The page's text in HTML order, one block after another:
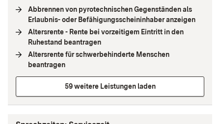
Abbrennen von pyrotechnischen Gegenständen als
Erlaubnis- oder Befähigungsscheininhaber anzeigen
Altersrente - Rente bei vorzeitigem Eintritt in den
Ruhestand beantragen
Altersrente für schwerbehinderte Menschen
beantragen
59 weitere Leistungen laden